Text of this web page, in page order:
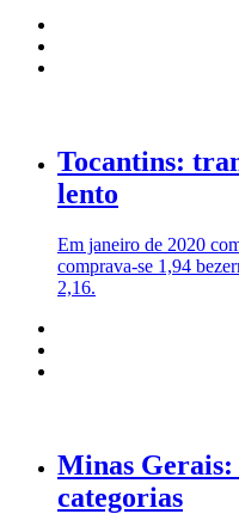
Tocantins:
lento
Em janeiro de 2020
comprava-se 1,94
2,16.
Minas Gerais:
categorias